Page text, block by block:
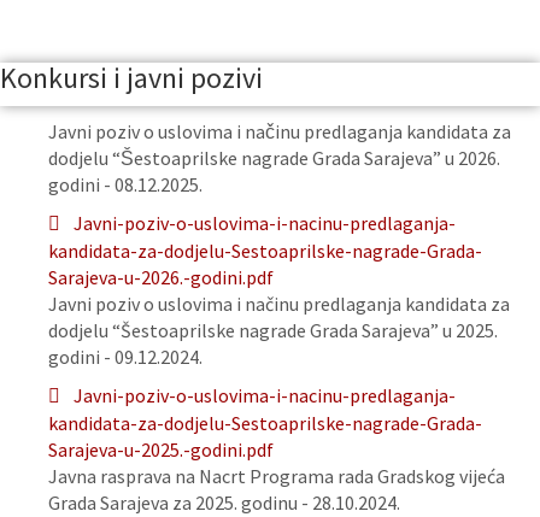
Konkursi i javni pozivi
Javni poziv o uslovima i načinu predlaganja kandidata za
dodjelu “Šestoaprilske nagrade Grada Sarajeva” u 2026.
godini - 08.12.2025.
Javni-poziv-o-uslovima-i-nacinu-predlaganja-
kandidata-za-dodjelu-Sestoaprilske-nagrade-Grada-
Sarajeva-u-2026.-godini.pdf
Javni poziv o uslovima i načinu predlaganja kandidata za
dodjelu “Šestoaprilske nagrade Grada Sarajeva” u 2025.
godini - 09.12.2024.
Javni-poziv-o-uslovima-i-nacinu-predlaganja-
kandidata-za-dodjelu-Sestoaprilske-nagrade-Grada-
Sarajeva-u-2025.-godini.pdf
Javna rasprava na Nacrt Programa rada Gradskog vijeća
Grada Sarajeva za 2025. godinu - 28.10.2024.